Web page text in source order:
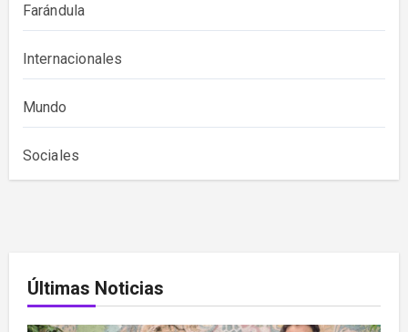
Farándula
Internacionales
Mundo
Sociales
Últimas Noticias